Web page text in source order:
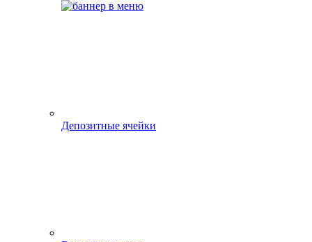
Депозитные ячейки